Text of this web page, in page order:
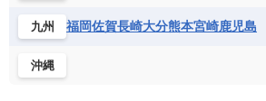
九州 福岡佐賀長崎大分熊本宮崎鹿児島
沖縄